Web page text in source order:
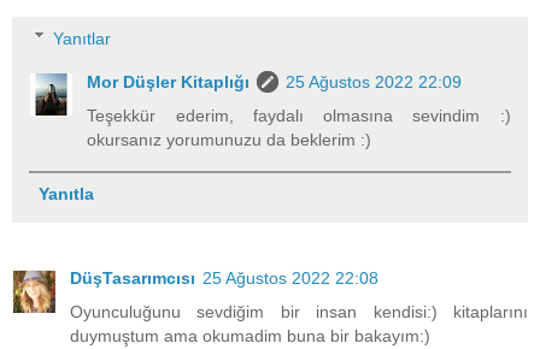
Yanıtlar
Mor Düşler Kitaplığı
25 Ağustos 2022 22:09
Teşekkür ederim, faydalı olmasına sevindim :)
okursanız yorumunuzu da beklerim :)
Yanıtla
DüşTasarımcısı 25 Ağustos 2022 22:08
Oyunculuğunu sevdiğim bir insan kendisi:) kitaplarını
duymuştum ama okumadim buna bir bakayım:)